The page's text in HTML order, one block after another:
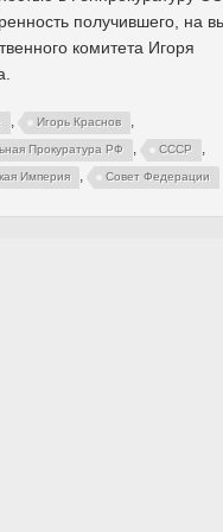
получившего, на
комитета Игоря
, Игорь Краснов ,
Прокуратура РФ , СССР ,
Империя , Совет Федерации